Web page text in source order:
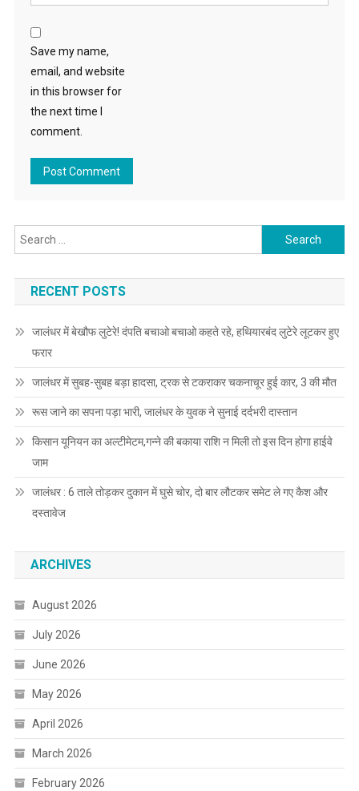
Save my name,
email, and website
in this browser for
the next time I
comment.
Search for:
RECENT POSTS
जालंधर में बेखौफ लुटेरे! दंपति बचाओ बचाओ कहते रहे, हथियारबंद लुटेरे लूटकर हुए
फरार
जालंधर में सुबह-सुबह बड़ा हादसा, ट्रक से टकराकर चकनाचूर हुई कार, 3 की मौत
रूस जाने का सपना पड़ा भारी, जालंधर के युवक ने सुनाई दर्दभरी दास्तान
किसान यूनियन का अल्टीमेटम,गन्ने की बकाया राशि न मिली तो इस दिन होगा हाईवे
जाम
जालंधर : 6 ताले तोड़कर दुकान में घुसे चोर, दो बार लौटकर समेट ले गए कैश और
दस्तावेज
ARCHIVES
August 2026
July 2026
June 2026
May 2026
April 2026
March 2026
February 2026